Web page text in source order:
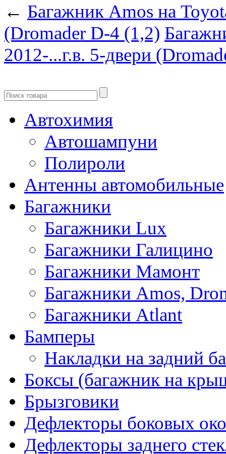
← Багажник Amos на
(Dromader D-4 (1,2)
2012-...г.в. 5-двери
Автохимия
Автошампуни
Полироли
Антенны автомобильные
Багажники
Багажники Lux
Багажники Галицино
Багажники Мамонт
Багажники Amos,
Багажники Atlant
Бамперы
Накладки на задний
Боксы (багажник на
Брызговики
Дефлекторы боковых
Дефлекторы заднего